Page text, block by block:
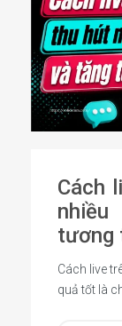
Cách
tương
Cách live
quả tốt là